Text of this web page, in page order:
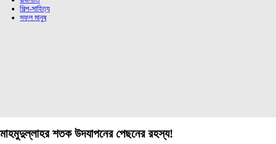
শিল্প-সাহিত্য
সফল মানুষ
মাহমুদুল্লাহর শতক উদযাপনের পেছনের রহস্য!